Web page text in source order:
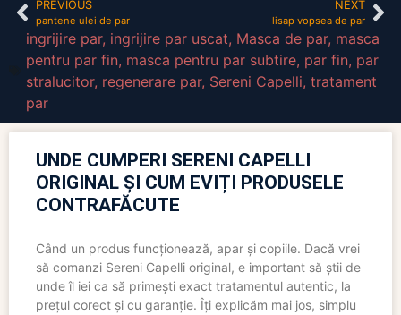
PREVIOUS
pantene ulei de par
NEXT
lisap vopsea de par
ingrijire par, ingrijire par uscat, Masca de par, masca
pentru par fin, masca pentru par subtire, par fin, par
stralucitor, regenerare par, Sereni Capelli, tratament
par
UNDE CUMPERI SERENI CAPELLI
ORIGINAL ȘI CUM EVIȚI PRODUSELE
CONTRAFĂCUTE
Când un produs funcționează, apar și copiile. Dacă vrei
să comanzi Sereni Capelli original, e important să știi de
unde îl iei ca să primești exact tratamentul autentic, la
prețul corect și cu garanție. Îți explicăm mai jos, simplu